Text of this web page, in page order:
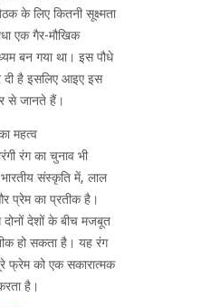
के लिए कितनी सूक्ष्मता
एक गैर-मौखिक
बन गया था। इस पौधे
दी है इसलिए आइए इस
से जानते हैं।
महत्व
रंग का चुनाव भी
संस्कृति में, लाल
प्रेम का प्रतीक है।
देशों के बीच मजबूत
हो सकता है। यह रंग
फ्रेम को एक सकारात्मक
है।